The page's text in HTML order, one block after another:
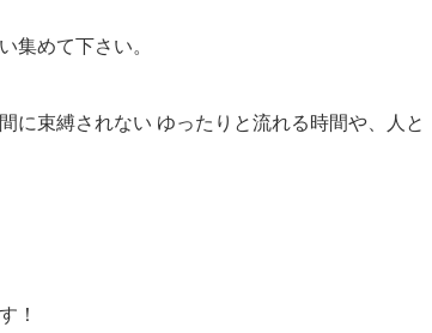
集めて下さい。
に束縛されない ゆったりと流れる時間や、人と
！